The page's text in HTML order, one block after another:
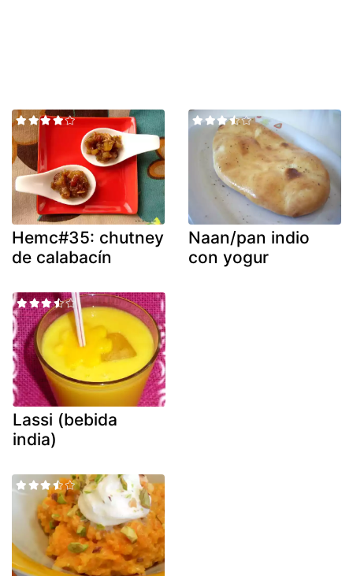
Hemc#35: chutney
de calabacín
Naan/pan indio
con yogur
Lassi (bebida
india)